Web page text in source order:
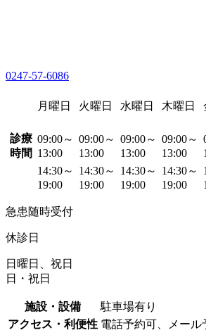
0247-57-6086
月曜日 火曜日 水曜日 木曜日
診療
時間
09:00～
13:00
09:00～
13:00
09:00～
13:00
09:00～
13:00
14:30～
19:00
14:30～
19:00
14:30～
19:00
14:30～
19:00
急患随時受付
休診日
日曜日、祝日
日・祝日
施設・設備
駐車場有り
アクセス・利便性 電話予約可、メール